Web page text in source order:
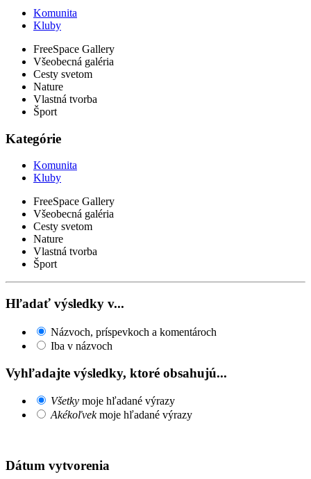
Komunita
Kluby
FreeSpace Gallery
Všeobecná galéria
Cesty svetom
Nature
Vlastná tvorba
Šport
Kategórie
Komunita
Kluby
FreeSpace Gallery
Všeobecná galéria
Cesty svetom
Nature
Vlastná tvorba
Šport
Hľadať výsledky v...
Názvoch, príspevkoch a komentároch
Iba v názvoch
Vyhľadajte výsledky, ktoré obsahujú...
Všetky moje hľadané výrazy
Akékoľvekmoje hľadané výrazy
Dátum vytvorenia